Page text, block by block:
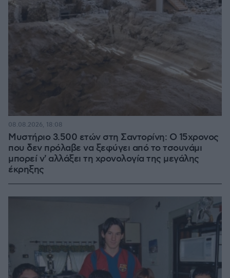
Μυστήριο 3.500 ετών στη Σαντορίνη: Ο 15χρονος
που δεν πρόλαβε να ξεφύγει από το τσουνάμι
μπορεί ν' αλλάξει τη χρονολογία της μεγάλης
έκρηξης
08.08.2026, 18:08